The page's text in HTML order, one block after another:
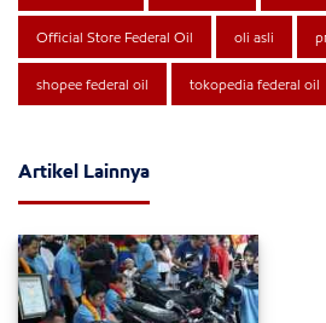
Official Store Federal Oil oli asli
shopee federal oil tokopedia federal oil
Artikel Lainnya